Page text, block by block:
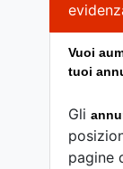
Vuoi
tuoi
Gli
pagine